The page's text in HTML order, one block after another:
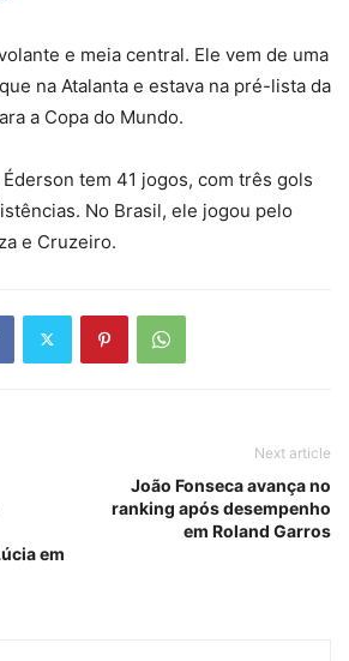
e meia central. Ele vem de uma
na Atalanta e estava na pré-lista da
a Copa do Mundo.
tem 41 jogos, com três gols
No Brasil, ele jogou pelo
e Cruzeiro.
em
Next article
João Fonseca avança no
ranking após desempenho
em Roland Garros